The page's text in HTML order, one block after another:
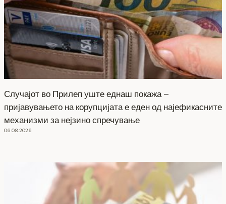
Случајот во Прилеп уште еднаш покажа –
пријавувањето на корупцијата е еден од најефикасните
механизми за нејзино спречување
06.08.2026